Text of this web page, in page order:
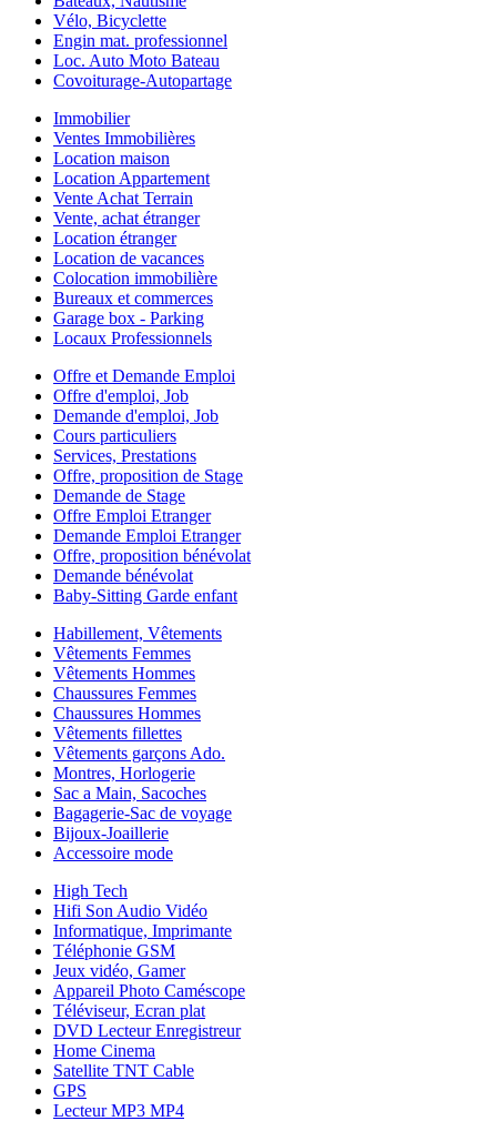
Vélo, Bicyclette
Engin mat. professionnel
Loc. Auto Moto Bateau
Covoiturage-Autopartage
Immobilier
Ventes Immobilières
Location maison
Location Appartement
Vente Achat Terrain
Vente, achat étranger
Location étranger
Location de vacances
Colocation immobilière
Bureaux et commerces
Garage box - Parking
Locaux Professionnels
Offre et Demande Emploi
Offre d'emploi, Job
Demande d'emploi, Job
Cours particuliers
Services, Prestations
Offre, proposition de Stage
Demande de Stage
Offre Emploi Etranger
Demande Emploi Etranger
Offre, proposition bénévolat
Demande bénévolat
Baby-Sitting Garde enfant
Habillement, Vêtements
Vêtements Femmes
Vêtements Hommes
Chaussures Femmes
Chaussures Hommes
Vêtements fillettes
Vêtements garçons Ado.
Montres, Horlogerie
Sac a Main, Sacoches
Bagagerie-Sac de voyage
Bijoux-Joaillerie
Accessoire mode
High Tech
Hifi Son Audio Vidéo
Informatique, Imprimante
Téléphonie GSM
Jeux vidéo, Gamer
Appareil Photo Caméscope
Téléviseur, Ecran plat
DVD Lecteur Enregistreur
Home Cinema
Satellite TNT Cable
GPS
Lecteur MP3 MP4